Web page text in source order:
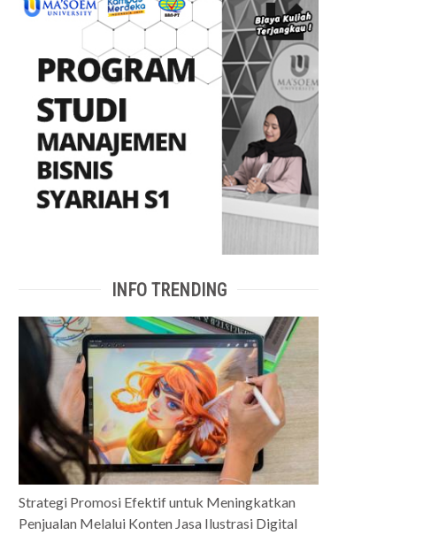
INFO TRENDING
Strategi Promosi Efektif untuk Meningkatkan
Penjualan Melalui Konten Jasa Ilustrasi Digital